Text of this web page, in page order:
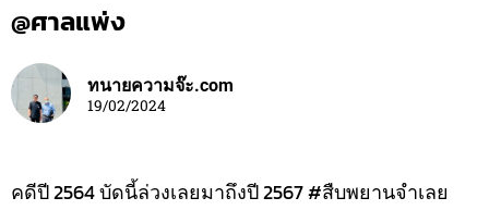
@ศาลแพ่ง
ทนายความจ๊ะ.com
19/02/2024
คดีปี 2564 บัดนี้ล่วงเลยมาถึงปี 2567 #สืบพยานจำเลย